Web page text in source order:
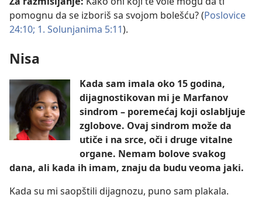
pomognu da se izboriš sa svojom bolešću? (Poslovice
24:10; 1. Solunjanima 5:11).
Nisa
Kada sam imala oko 15 godina,
dijagnostikovan mi je Marfanov
sindrom – poremećaj koji oslabljuje
zglobove. Ovaj sindrom može da
utiče i na srce, oči i druge vitalne
organe. Nemam bolove svakog
dana, ali kada ih imam, znaju da budu veoma jaki.
Kada su mi saopštili dijagnozu, puno sam plakala.